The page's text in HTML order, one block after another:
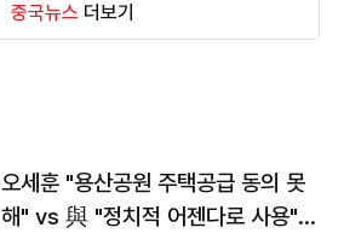
중국뉴스 더보기
오세훈 "용산공원 주택공급 동의 못
해" vs 與 "정치적 어젠다로 사용"